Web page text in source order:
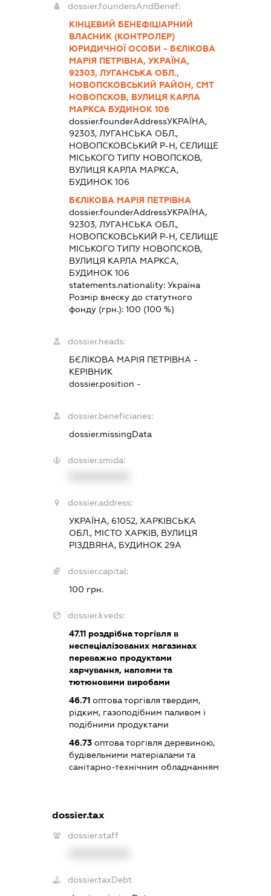
dossier.foundersAndBenef:
КІНЦЕВИЙ БЕНЕФІЦІАРНИЙ
ВЛАСНИК (КОНТРОЛЕР)
ЮРИДИЧНОЇ ОСОБИ - БЄЛІКОВА
МАРІЯ ПЕТРІВНА, УКРАЇНА,
92303, ЛУГАНСЬКА ОБЛ.,
НОВОПСКОВСЬКИЙ РАЙОН, СМТ
НОВОПСКОВ, ВУЛИЦЯ КАРЛА
МАРКСА БУДИНОК 106
dossier.founderAddressУКРАЇНА,
92303, ЛУГАНСЬКА ОБЛ.,
НОВОПСКОВСЬКИЙ Р-Н, СЕЛИЩЕ
МІСЬКОГО ТИПУ НОВОПСКОВ,
ВУЛИЦЯ КАРЛА МАРКСА,
БУДИНОК 106
БЄЛІКОВА МАРІЯ ПЕТРІВНА
dossier.founderAddressУКРАЇНА,
92303, ЛУГАНСЬКА ОБЛ.,
НОВОПСКОВСЬКИЙ Р-Н, СЕЛИЩЕ
МІСЬКОГО ТИПУ НОВОПСКОВ,
ВУЛИЦЯ КАРЛА МАРКСА,
БУДИНОК 106
statements.nationality: Україна
Розмір внеску до статутного
фонду (грн.): 100 (100 %)
dossier.heads:
БЄЛІКОВА МАРІЯ ПЕТРІВНА -
КЕРІВНИК
dossier.position -
dossier.beneficiaries:
dossier.missingData
dossier.smida:
dossier.address:
УКРАЇНА, 61052, ХАРКІВСЬКА
ОБЛ., МІСТО ХАРКІВ, ВУЛИЦЯ
РІЗДВЯНА, БУДИНОК 29А
dossier.capital:
100 грн.
dossier.kveds:
47.11роздрібна торгівля в
неспеціалізованих магазинах
переважно продуктами
харчування, напоями та
тютюновими виробами
46.71оптова торгівля твердим,
рідким, газоподібним паливом і
подібними продуктами
46.73оптова торгівля деревиною,
будівельними матеріалами та
санітарно-технічним обладнанням
dossier.tax
dossier.staff
dossier.taxDebt